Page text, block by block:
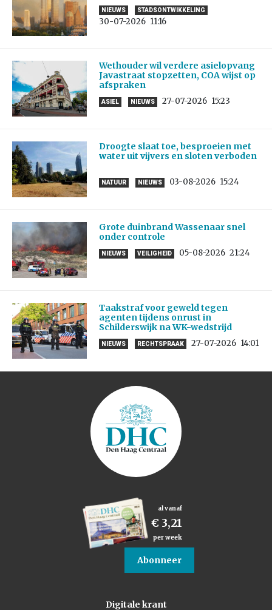
NIEUWS STADSONTWIKKELING
30-07-2026 11:16
Wethouder wil verdere asielopvang
Javastraat stopzetten, COA wijst op
afspraken
ASIEL NIEUWS 27-07-2026 15:23
Droogte slaat toe, besproeien met
water uit vijvers en sloten verboden
NATUUR NIEUWS 03-08-2026 15:24
Grote duinbrand Wassenaar snel
onder controle
NIEUWS VEILIGHEID 05-08-2026 21:24
Taakstraf voor geweld tegen
agenten tijdens onrust in
Schilderswijk na WK-wedstrijd
NIEUWS RECHTSPRAAK 27-07-2026 14:01
al vanaf
€ 3,21
per week
Abonneer
Digitale krant